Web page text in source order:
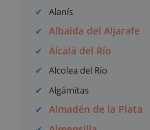
Alanís
Albaida del Aljarafe
Alcalá del Río
Alcolea del Río
Algámitas
Almadén de la Plata